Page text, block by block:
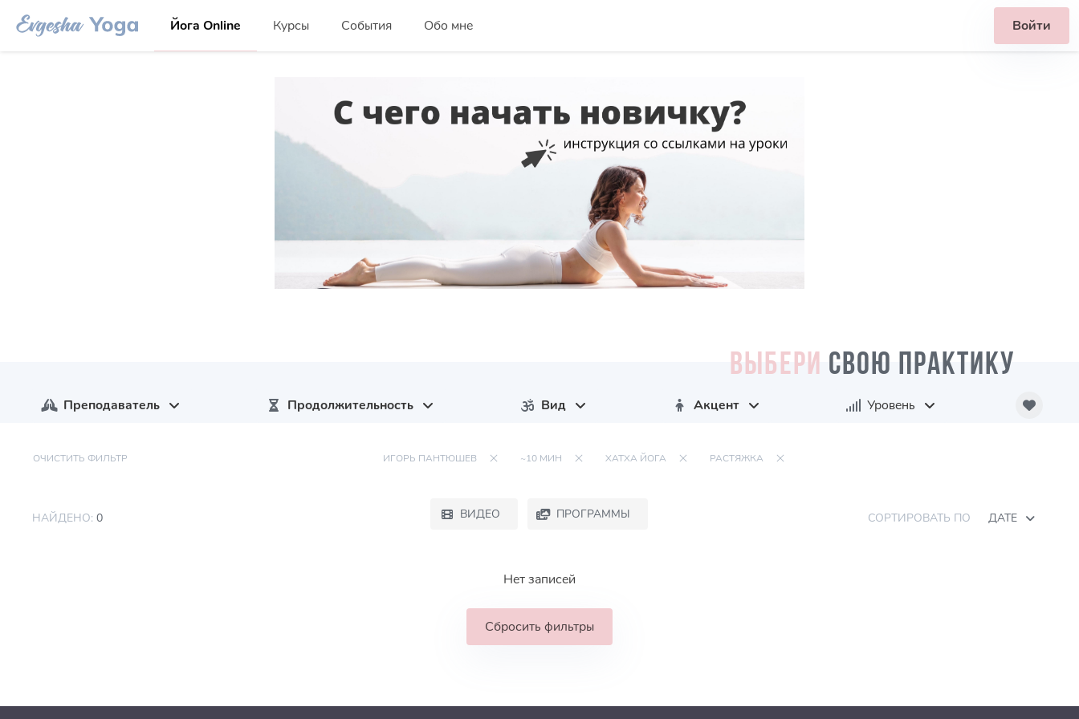
Йога Online Курсы События Обо мне Войти
ВЫБЕРИ СВОЮ ПРАКТИКУ
Преподаватель Продолжительность Вид Акцент Уровень
ОЧИСТИТЬ ФИЛЬТР ИГОРЬ ПАНТЮШЕВ ~10 МИН ХАТХА ЙОГА РАСТЯЖКА
НАЙДЕНО: 0 ВИДЕО ПРОГРАММЫ СОРТИРОВАТЬ ПО ДАТЕ
Нет записей
Сбросить фильтры